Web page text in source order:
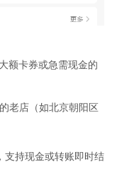
额卡券或急需现金的
老店（如北京朝阳区
持现金或转账即时结